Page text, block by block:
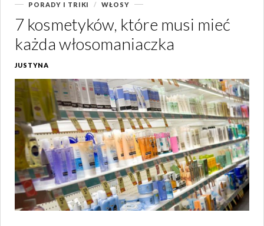
PORADY I TRIKI WŁOSY
7 kosmetyków, które musi mieć
każda włosomaniaczka
JUSTYNA